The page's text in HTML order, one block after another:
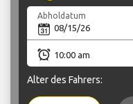
Abholdatum
Alter des Fahrers: